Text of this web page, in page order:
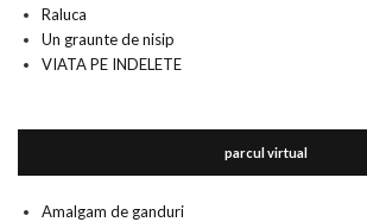
Raluca
Un graunte de nisip
VIATA PE INDELETE
parcul virtual
Amalgam de ganduri